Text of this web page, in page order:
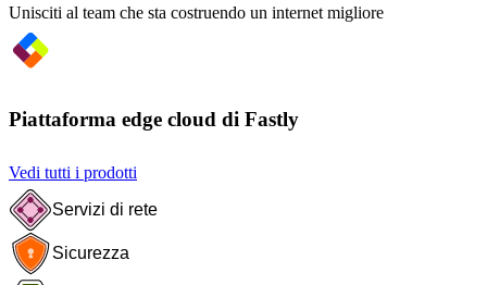
Unisciti al team che sta costruendo un internet migliore
Piattaforma edge cloud di Fastly
Vedi tutti i prodotti
Servizi di rete
Sicurezza